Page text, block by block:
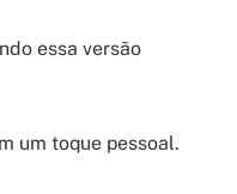
essa versão
um toque pessoal.